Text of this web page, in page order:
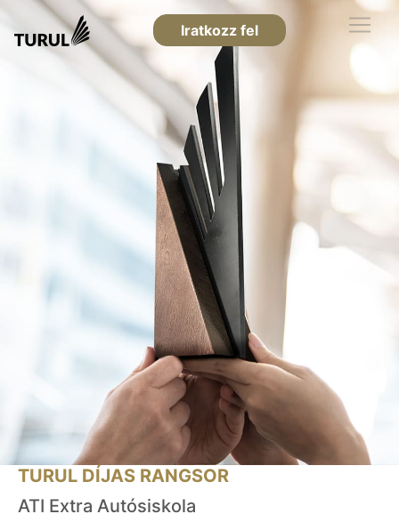
Iratkozz fel
TURUL DÍJAS RANGSOR
ATI Extra Autósiskola